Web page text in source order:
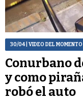
30/04| VIDEO DEL MOMENTO
Conurbano
y como
robó el auto